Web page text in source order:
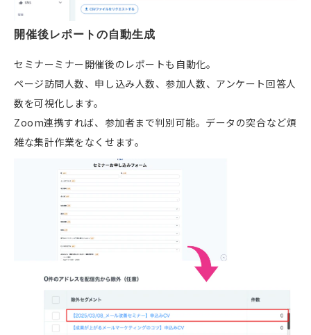
開催後レポートの自動生成
セミナーミナー開催後のレポートも自動化。
ページ訪問人数、申し込み人数、参加人数、アンケート回答人
数を可視化します。
Zoom連携すれば、参加者まで判別可能。データの突合など煩
雑な集計作業をなくせます。